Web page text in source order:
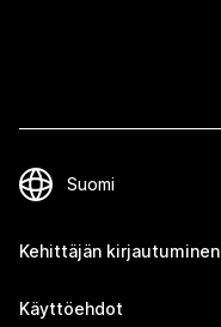
Kehittäjän kirjautuminen
Käyttöehdot